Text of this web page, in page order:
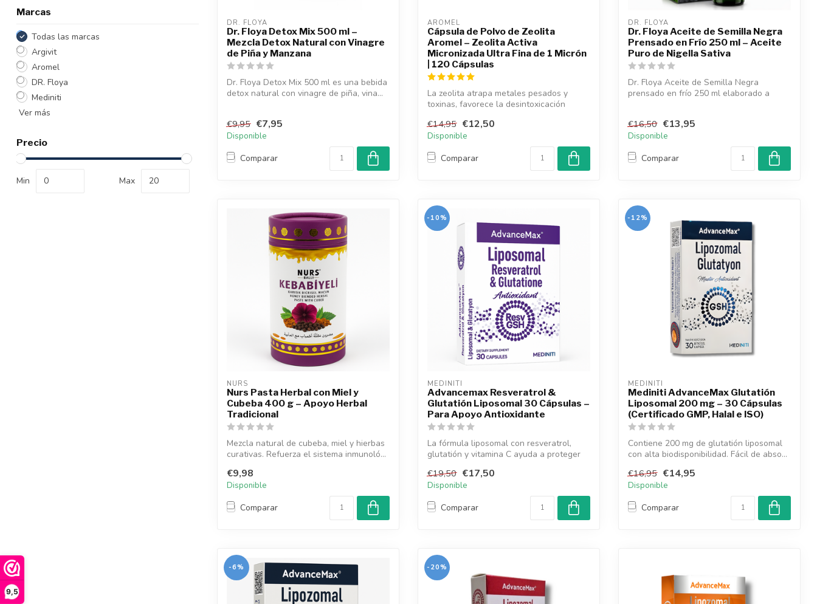
9,5
Marcas
Todas las marcas
Argivit
Aromel
DR. Floya
Mediniti
Ver más
Precio
Min Max
DR. FLOYA
Dr. Floya Detox Mix 500 ml –
Mezcla Detox Natural con Vinagre
de Piña y Manzana
Dr. Floya Detox Mix 500 ml es una bebida
detox natural con vinagre de piña, vina...
€9,95 €7,95
Disponible
Comparar
AROMEL
Cápsula de Polvo de Zeolita
Aromel – Zeolita Activa
Micronizada Ultra Fina de 1 Micrón
| 120 Cápsulas
La zeolita atrapa metales pesados y
toxinas, favorece la desintoxicación
€14,95 €12,50
Disponible
Comparar
DR. FLOYA
Dr. Floya Aceite de Semilla Negra
Prensado en Frío 250 ml – Aceite
Puro de Nigella Sativa
Dr. Floya Aceite de Semilla Negra
prensado en frío 250 ml elaborado a
€16,50 €13,95
Disponible
Comparar
NURS
Nurs Pasta Herbal con Miel y
Cubeba 400 g – Apoyo Herbal
Tradicional
Mezcla natural de cubeba, miel y hierbas
curativas. Refuerza el sistema inmunoló...
€9,98
Disponible
Comparar
-10%
MEDINITI
Advancemax Resveratrol &
Glutatión Liposomal 30 Cápsulas –
Para Apoyo Antioxidante
La fórmula liposomal con resveratrol,
glutatión y vitamina C ayuda a proteger
€19,50 €17,50
Disponible
Comparar
-12%
MEDINITI
Mediniti AdvanceMax Glutatión
Liposomal 200 mg – 30 Cápsulas
(Certificado GMP, Halal e ISO)
Contiene 200 mg de glutatión liposomal
con alta biodisponibilidad. Fácil de abso...
€16,95 €14,95
Disponible
Comparar
-6% -20%